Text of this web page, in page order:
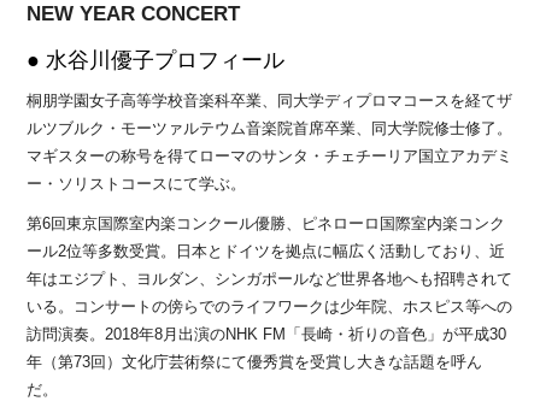
NEW YEAR CONCERT
● 水谷川優子プロフィール
桐朋学園女子高等学校音楽科卒業、同大学ディプロマコースを経てザ
ルツブルク・モーツァルテウム音楽院首席卒業、同大学院修士修了。
マギスターの称号を得てローマのサンタ・チェチーリア国立アカデミ
ー・ソリストコースにて学ぶ。
第6回東京国際室内楽コンクール優勝、ピネローロ国際室内楽コンク
ール2位等多数受賞。日本とドイツを拠点に幅広く活動しており、近
年はエジプト、ヨルダン、シンガポールなど世界各地へも招聘されて
いる。コンサートの傍らでのライフワークは少年院、ホスピス等への
訪問演奏。2018年8月出演のNHK FM「長崎・祈りの音色」が平成30
年（第73回）文化庁芸術祭にて優秀賞を受賞し大きな話題を呼ん
だ。